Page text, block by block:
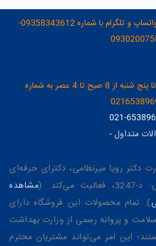
مشاوره رایگان بصورت چت در واتساپ و تلگرام با شماره 09358343612-
تماس تلفنی در روزهای شنبه تا پنج شنبه از 8 صبح تا 4 عصر به شماره
021-
متداول-
دکتر رویا میرنظامی، دکترای حرفه‌ای
(
مشاهده
). تمام محصولات این فروشگاه دارای
و پروانه رسمی از وزارت بهداشت
این امر می‌تواند مشتریان محترم